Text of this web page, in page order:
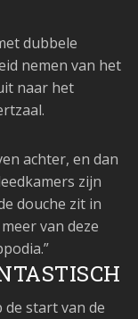
dubbele
nemen van het
naar het
achter, en dan
zijn
douche zit in
van deze
start van de